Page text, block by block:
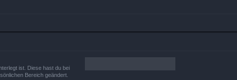
ist. Diese hast du bei
Bereich geändert.